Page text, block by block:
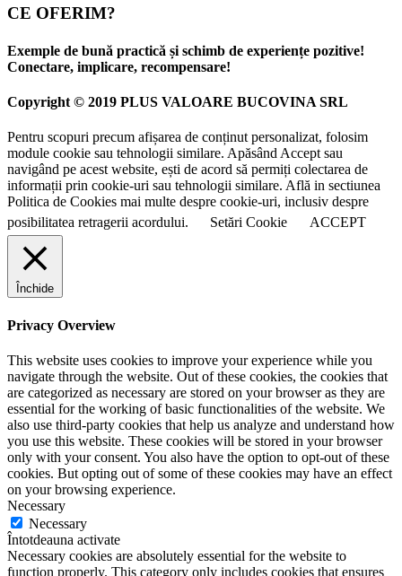
CE OFERIM?
Exemple de bună practică și schimb de experiențe pozitive!
Conectare, implicare, recompensare!
Copyright © 2019 PLUS VALOARE BUCOVINA SRL
Pentru scopuri precum afișarea de conținut personalizat, folosim
module cookie sau tehnologii similare. Apăsând Accept sau
navigând pe acest website, ești de acord să permiți colectarea de
informații prin cookie-uri sau tehnologii similare. Află in sectiunea
Politica de Cookies mai multe despre cookie-uri, inclusiv despre
posibilitatea retragerii acordului.
Setări Cookie ACCEPT
Închide
Privacy Overview
This website uses cookies to improve your experience while you
navigate through the website. Out of these cookies, the cookies that
are categorized as necessary are stored on your browser as they are
essential for the working of basic functionalities of the website. We
also use third-party cookies that help us analyze and understand how
you use this website. These cookies will be stored in your browser
only with your consent. You also have the option to opt-out of these
cookies. But opting out of some of these cookies may have an effect
on your browsing experience.
Necessary
Necessary
Întotdeauna activate
Necessary cookies are absolutely essential for the website to
function properly. This category only includes cookies that ensures